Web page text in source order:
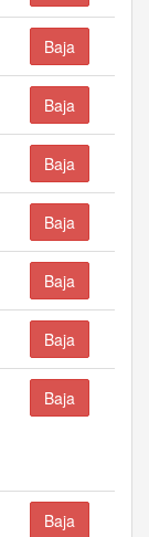
Baja
Baja
Baja
Baja
Baja
Baja
Baja
Baja